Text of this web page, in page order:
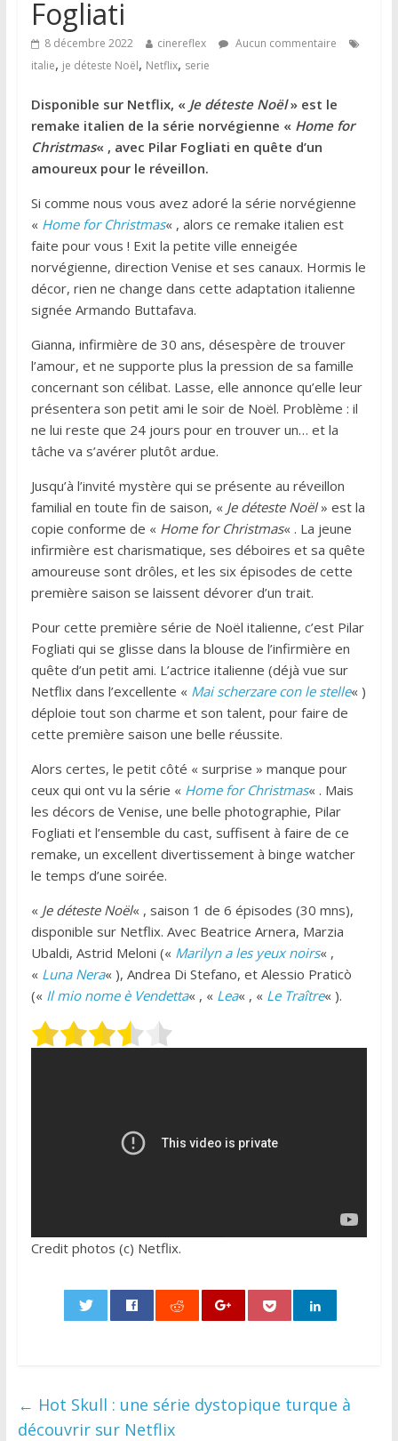
Fogliati
8 décembre 2022 cinereflex
Aucun commentaire
italie, je déteste Noël, Netflix, serie
Disponible sur Netflix, « Je déteste Noël» est le
remake italien de la série norvégienne « Home for
Christmas« , avec Pilar Fogliati en quête d’un
amoureux pour le réveillon.
Si comme nous vous avez adoré la série norvégienne
« Home for Christmas« , alors ce remake italien est
faite pour vous ! Exit la petite ville enneigée
norvégienne, direction Venise et ses canaux. Hormis le
décor, rien ne change dans cette adaptation italienne
signée Armando Buttafava.
Gianna, infirmière de 30 ans, désespère de trouver
l’amour, et ne supporte plus la pression de sa famille
concernant son célibat. Lasse, elle annonce qu’elle leur
présentera son petit ami le soir de Noël. Problème : il
ne lui reste que 24 jours pour en trouver un… et la
tâche va s’avérer plutôt ardue.
Jusqu’à l’invité mystère qui se présente au réveillon
familial en toute fin de saison, « Je déteste Noël» est la
copie conforme de « Home for Christmas« . La jeune
infirmière est charismatique, ses déboires et sa quête
amoureuse sont drôles, et les six épisodes de cette
première saison se laissent dévorer d’un trait.
Pour cette première série de Noël italienne, c’est Pilar
Fogliati qui se glisse dans la blouse de l’infirmière en
quête d’un petit ami. L’actrice italienne (déjà vue sur
Netflix dans l’excellente « Mai scherzare con le stelle« )
déploie tout son charme et son talent, pour faire de
cette première saison une belle réussite.
Alors certes, le petit côté « surprise » manque pour
ceux qui ont vu la série « Home for Christmas« . Mais
les décors de Venise, une belle photographie, Pilar
Fogliati et l’ensemble du cast, suffisent à faire de ce
remake, un excellent divertissement à binge watcher
le temps d’une soirée.
« Je déteste Noël« , saison 1 de 6 épisodes (30 mns),
disponible sur Netflix. Avec Beatrice Arnera, Marzia
Ubaldi, Astrid Meloni (« Marilyn a les yeux noirs« ,
« Luna Nera« ), Andrea Di Stefano, et Alessio Praticò
(« Il mio nome è Vendetta« , « Lea« , « Le Traître« ).
Credit photos (c) Netflix.
← Hot Skull : une série dystopique turque à
découvrir sur Netflix